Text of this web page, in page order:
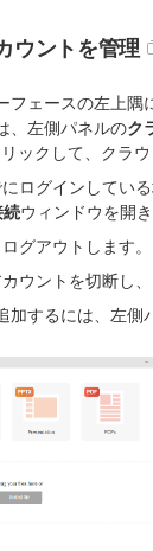
ウントを管理
フェースの左上隅
、左側パネルのク
ックして、クラ
ログインしてい
ウィンドウを開
グアウトします。
ウントを切断し
加するには、左側